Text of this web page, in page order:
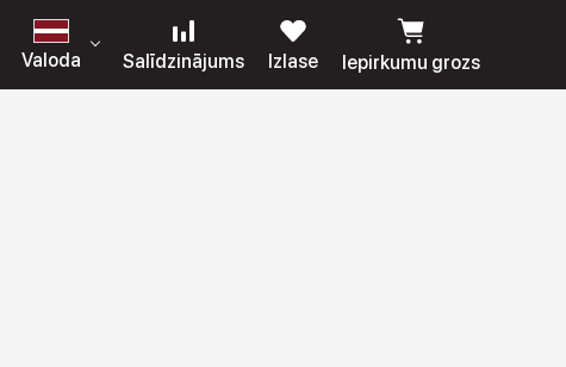
Valoda Salīdzinājums Izlase Iepirkumu grozs